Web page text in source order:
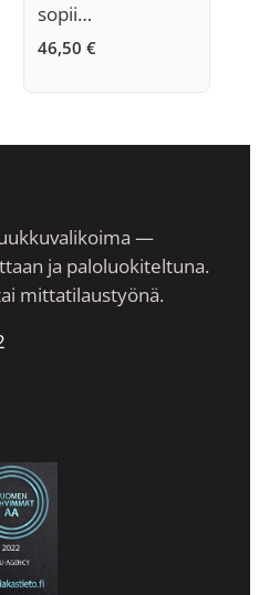
sopii…
46,50 €
—
ja paloluokiteltuna.
mittatilaustyönä.